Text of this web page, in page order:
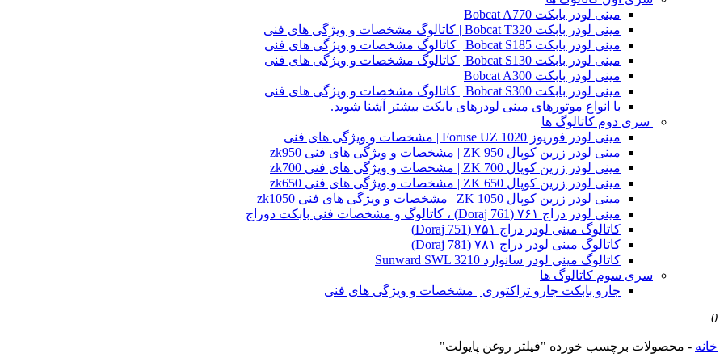
مینی لودر بابکت Bobcat A770
مینی لودر بابکت Bobcat T320 | کاتالوگ مشخصات و ویژگی های فنی
مینی لودر بابکت Bobcat S185 | کاتالوگ مشخصات و ویژگی های فنی
مینی لودر بابکت Bobcat S130 | کاتالوگ مشخصات و ویژگی های فنی
مینی لودر بابکت Bobcat A300
مینی لودر بابکت Bobcat S300 | کاتالوگ مشخصات و ویژگی های فنی
با انواع موتورهای مینی لودرهای بابکت بیشتر آشنا شوید.
سری دوم کاتالوگ ها
مینی لودر فوریوز Foruse UZ 1020 | مشخصات و ویژگی های فنی
مینی لودر زرین کوپال ZK 950 | مشخصات و ویژگی های فنی zk950
مینی لودر زرین کوپال ZK 700 | مشخصات و ویژگی های فنی zk700
مینی لودر زرین کوپال ZK 650 | مشخصات و ویژگی های فنی zk650
مینی لودر زرین کوپال ZK 1050 | مشخصات و ویژگی های فنی zk1050
مینی لودر دراج ۷۶۱ (Doraj 761) ، کاتالوگ و مشخصات فنی بابکت دوراج
کاتالوگ مینی لودر دراج ۷۵۱ (Doraj 751)
کاتالوگ مینی لودر دراج ۷۸۱ (Doraj 781)
کاتالوگ مینی لودر سانوارد Sunward SWL 3210
سری سوم کاتالوگ ها
جارو بابکت جارو تراکتوری | مشخصات و ویژگی های فنی
0
خانه - محصولات برچسب خورده "فیلتر روغن پایولت"